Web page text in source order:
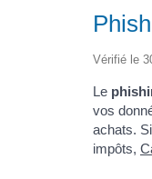
Vérifié le
Le
vos
achats.
impôts,